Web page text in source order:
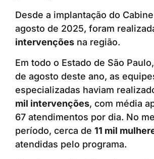
Desde a implantação do
agosto de 2025, foram
intervenções na região.
Em todo o Estado de São
de agosto deste ano, as
especializadas haviam
mil intervenções, com média
67 atendimentos por dia. No
período, cerca de 11 mil
atendidas pelo programa.